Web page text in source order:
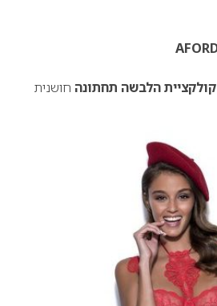
קולקציית הלבשה תחתונה חושנית